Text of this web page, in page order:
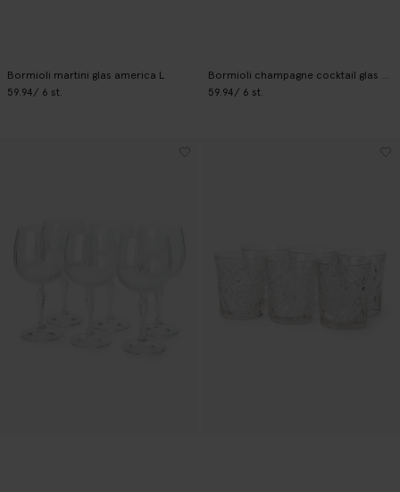
Bormioli martini glas america L
59.94 / 6 st.
59.94 / 6 st.